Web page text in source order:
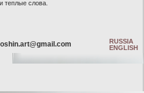
теплые слова.
RUSSIA
ENGLISH